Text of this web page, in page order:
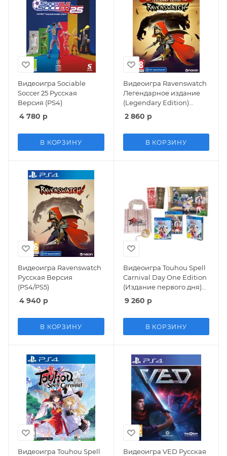
Видеоигра Sociable
Soccer 25 Русская
Версия (PS4)
4 780 р
В КОРЗИНУ
Видеоигра Ravenswatch
Легендарное издание
(Legendary Edition)
Русская Версия
(PS4/PS5)
2 860 р
В КОРЗИНУ
Видеоигра Ravenswatch
Русская Версия
(PS4/PS5)
4 940 р
В КОРЗИНУ
Видеоигра Touhou Spell
Carnival Day One Edition
(Издание первого дня)
(PS4)
9 260 р
В КОРЗИНУ
Видеоигра Touhou Spell
Видеоигра VED Русская